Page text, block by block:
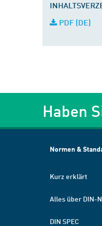
PDF (DE)
Haben
Normen &
Kurz erklärt
Alles über DIN-
DIN SPEC